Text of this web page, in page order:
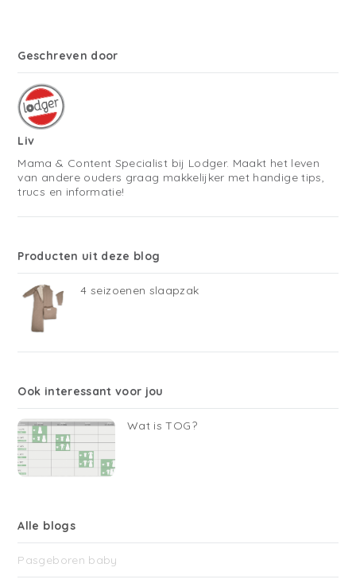
Geschreven door
Liv
Mama & Content Specialist bij Lodger. Maakt het leven
van andere ouders graag makkelijker met handige tips,
trucs en informatie!
Producten uit deze blog
4 seizoenen slaapzak
Ook interessant voor jou
Wat is TOG?
Alle blogs
Pasgeboren baby